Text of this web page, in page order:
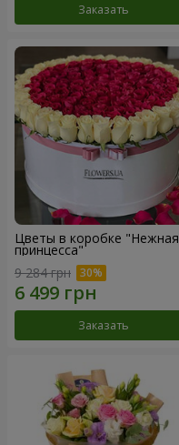
Заказать
Цветы в коробке "Нежная
принцесса"
9 284 грн
Заказать